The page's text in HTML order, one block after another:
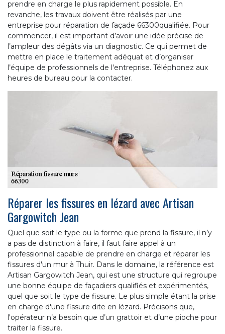
prendre en charge le plus rapidement possible. En
revanche, les travaux doivent être réalisés par une
entreprise pour réparation de façade 66300qualifiée. Pour
commencer, il est important d’avoir une idée précise de
l’ampleur des dégâts via un diagnostic. Ce qui permet de
mettre en place le traitement adéquat et d’organiser
l’équipe de professionnels de l'entreprise. Téléphonez aux
heures de bureau pour la contacter.
Réparer les fissures en lézard avec Artisan
Gargowitch Jean
Quel que soit le type ou la forme que prend la fissure, il n’y
a pas de distinction à faire, il faut faire appel à un
professionnel capable de prendre en charge et réparer les
fissures d'un mur à Thuir. Dans le domaine, la référence est
Artisan Gargowitch Jean, qui est une structure qui regroupe
une bonne équipe de façadiers qualifiés et expérimentés,
quel que soit le type de fissure. Le plus simple étant la prise
en charge d'une fissure dite en lézard. Précisons que,
l'opérateur n’a besoin que d’un grattoir et d’une pioche pour
traiter la fissure.